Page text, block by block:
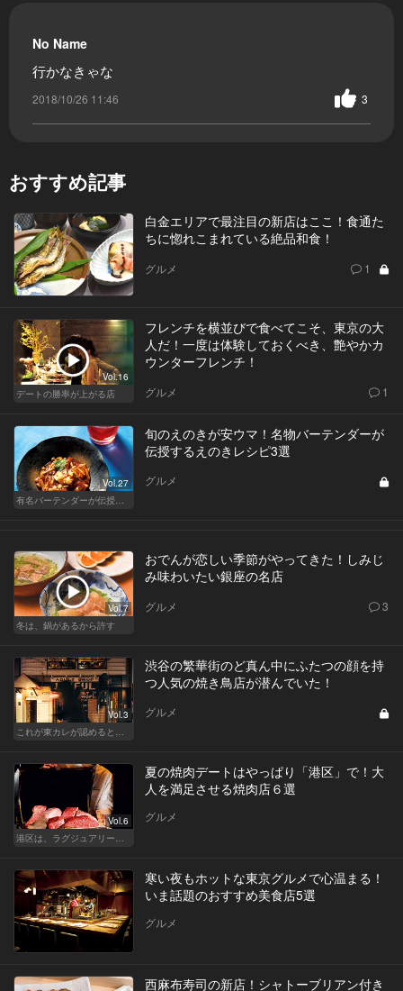
No Name
行かなきゃな
2018/10/26 11:46 3
おすすめ記事
白金エリアで最注目の新店はここ！食通た
ちに惚れこまれている絶品和食！
グルメ 1
Vol.16
デートの勝率が上がる店
フレンチを横並びで食べてこそ、東京の大
人だ！一度は体験しておくべき、艶やかカ
ウンターフレンチ！
グルメ 1
Vol.27
有名バーテンダーが伝授する簡単つまみレシピ
旬のえのきが安ウマ！名物バーテンダーが
伝授するえのきレシピ3選
グルメ
Vol.7
冬は、鍋があるから許す
おでんが恋しい季節がやってきた！しみじ
み味わいたい銀座の名店
グルメ 3
Vol.3
これが東カレが認めるとっておきの隠れ家
渋谷の繁華街のど真ん中にふたつの顔を持
つ人気の焼き鳥店が潜んでいた！
グルメ
Vol.6
港区は、ラグジュアリーな焼肉デートにおすすめ
夏の焼肉デートはやっぱり「港区」で！大
人を満足させる焼肉店６選
グルメ
寒い夜もホットな東京グルメで心温まる！
いま話題のおすすめ美食店5選
グルメ
西麻布寿司の新店！シャトーブリアン付き